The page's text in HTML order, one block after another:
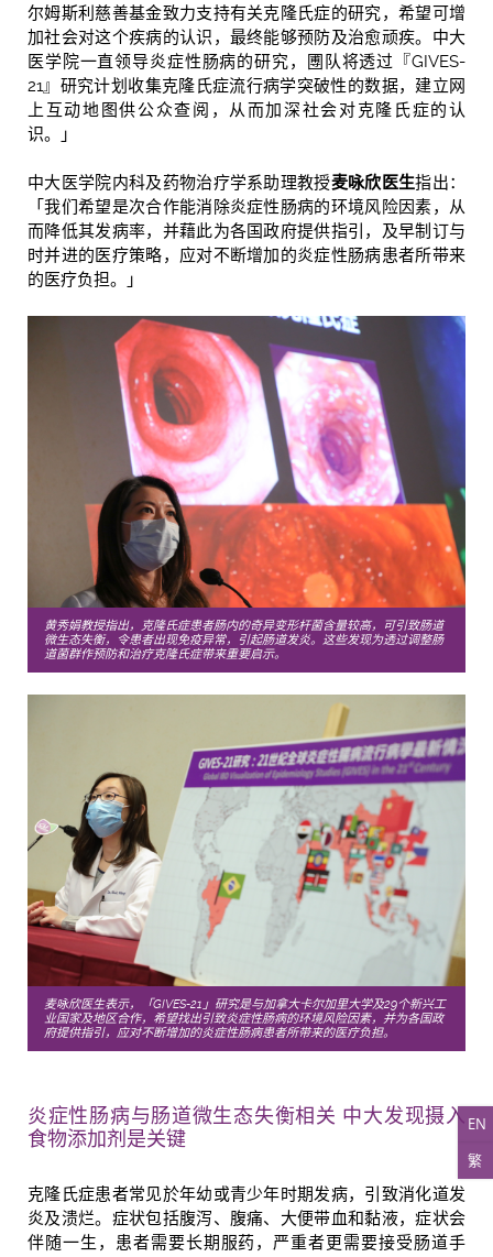
EN
繁
尔姆斯利慈善基金致力支持有关克隆氏症的研究，希望可增
加社会对这个疾病的认识，最终能够预防及治愈顽疾。中大
医学院一直领导炎症性肠病的研究，圑队将透过『GIVES-
21』研究计划收集克隆氏症流行病学突破性的数据，建立网
上互动地图供公众查阅，从而加深社会对克隆氏症的认
识。」
中大医学院内科及药物治疗学系助理教授麦咏欣医生指出：
「我们希望是次合作能消除炎症性肠病的环境风险因素，从
而降低其发病率，并藉此为各国政府提供指引，及早制订与
时并进的医疗策略，应对不断增加的炎症性肠病患者所带来
的医疗负担。」
黄秀娟教授指出，克隆氏症患者肠内的奇异变形杆菌含量较高，可引致肠道
微生态失衡，令患者出现免疫异常，引起肠道发炎。这些发现为透过调整肠
道菌群作预防和治疗克隆氏症带来重要启示。
麦咏欣医生表示，「GIVES-21」研究是与加拿大卡尔加里大学及29个新兴工
业国家及地区合作，希望找出引致炎症性肠病的环境风险因素，并为各国政
府提供指引，应对不断增加的炎症性肠病患者所带来的医疗负担。
炎症性肠病与肠道微生态失衡相关 中大发现摄入
食物添加剂是关键
克隆氏症患者常见於年幼或青少年时期发病，引致消化道发
炎及溃烂。症状包括腹泻、腹痛、大便带血和黏液，症状会
伴随一生，患者需要长期服药，严重者更需要接受肠道手